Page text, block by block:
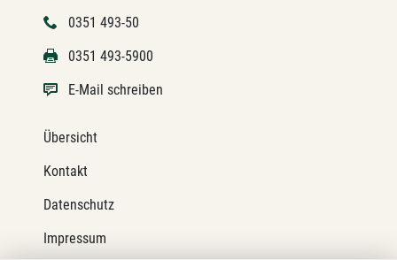
0351 493-50
0351 493-5900
E-Mail schreiben
Übersicht
Kontakt
Datenschutz
Impressum